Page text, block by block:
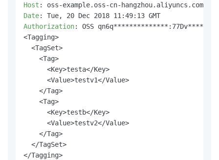
Host :
Date:
Authorization: OSS
<Tagging>
  <TagSet>
    <Tag>
      <Key>testa</Key>
      <Value>testv1</Value>
    </Tag>
    <Tag>
      <Key>testb</Key>
      <Value>testv2</Value>
    </Tag>
  </TagSet>
</Tagging>